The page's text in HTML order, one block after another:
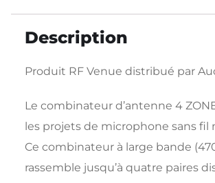
Description
Produit RF Venue distribué par
Le combinateur d’antenne 4
les projets de microphone sans fil
Ce combinateur à large bande
rassemble jusqu’à quatre paires